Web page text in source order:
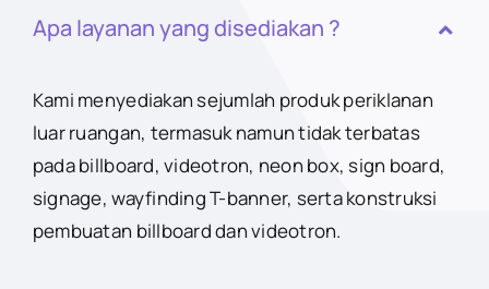
Apa layanan yang disediakan ?
Kami menyediakan sejumlah produk periklanan
luar ruangan, termasuk namun tidak terbatas
pada billboard, videotron, neon box, sign board,
signage, wayfinding T-banner, serta konstruksi
pembuatan billboard dan videotron.